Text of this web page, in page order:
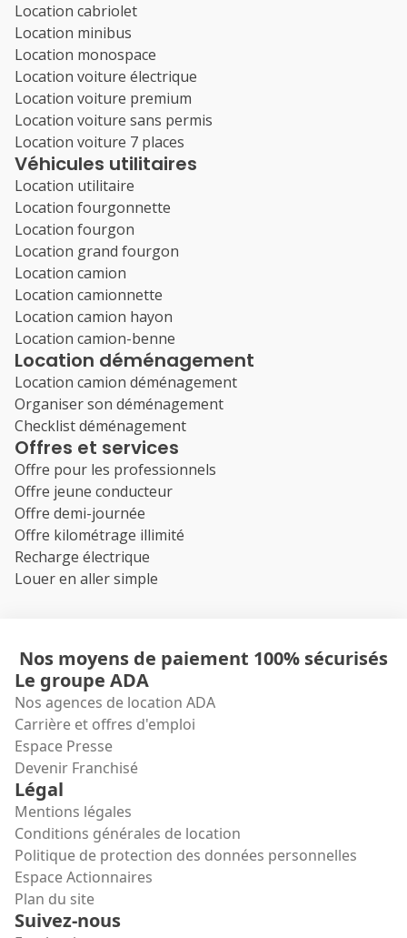
Location cabriolet
Location minibus
Location monospace
Location voiture électrique
Location voiture premium
Location voiture sans permis
Location voiture 7 places
Véhicules utilitaires
Location utilitaire
Location fourgonnette
Location fourgon
Location grand fourgon
Location camion
Location camionnette
Location camion hayon
Location camion-benne
Location déménagement
Location camion déménagement
Organiser son déménagement
Checklist déménagement
Offres et services
Offre pour les professionnels
Offre jeune conducteur
Offre demi-journée
Offre kilométrage illimité
Recharge électrique
Louer en aller simple
Nos moyens de paiement 100% sécurisés
Le groupe ADA
Nos agences de location ADA
Carrière et offres d'emploi
Espace Presse
Devenir Franchisé
Légal
Mentions légales
Conditions générales de location
Politique de protection des données personnelles
Espace Actionnaires
Plan du site
Suivez-nous